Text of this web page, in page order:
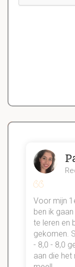
Voor mijn
ben ik
te leren en
gekomen.
- 8,0 - 8,0
aan die het